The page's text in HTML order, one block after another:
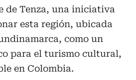
de Tenza, una iniciativa
esta región, ubicada
como un
para el turismo cultural,
en Colombia.